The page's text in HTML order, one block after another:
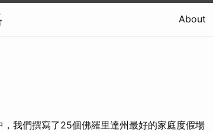
About
我們撰寫了25個佛羅里達州最好的家庭度假場